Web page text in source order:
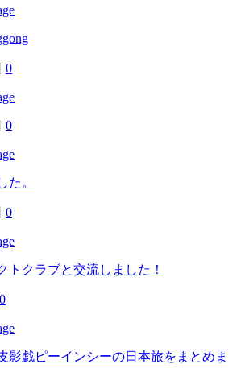
0
0
た。
0
トクラブと交流しました！
0
影戯ピーインシーの日本旅をまとめま